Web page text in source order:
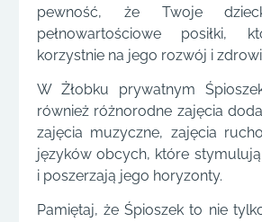
pewność, że Twoje
pełnowartościowe posiłki,
korzystnie na jego rozwój i
W Żłobku prywatnym
również różnorodne zajęcia
zajęcia muzyczne, zajęcia
języków obcych, które
i poszerzają jego horyzonty.
Pamiętaj, że Śpioszek to nie